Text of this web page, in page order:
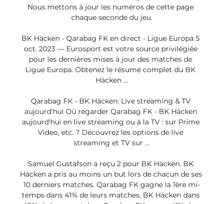
Nous mettons à jour les numéros de cette page
chaque seconde du jeu.
BK Häcken - Qarabag FK en direct - Ligue Europa 5
oct. 2023 — Eurosport est votre source privilégiée
pour les dernières mises à jour des matches de
Ligue Europa. Obtenez le résumé complet du BK
Häcken ...
Qarabag FK - BK Häcken: Live streaming & TV
aujourd'hui Où regarder Qarabag FK - BK Häcken
aujourd'hui en live streaming ou à la TV : sur Prime
Video, etc. ? Découvrez les options de live
streaming et TV sur ...
Samuel Gustafson a reçu 2 pour BK Häcken. BK
Häcken a pris au moins un but lors de chacun de ses
10 derniers matches. Qarabag FK gagne la 1ère mi-
temps dans 41% de leurs matches, BK Häcken dans